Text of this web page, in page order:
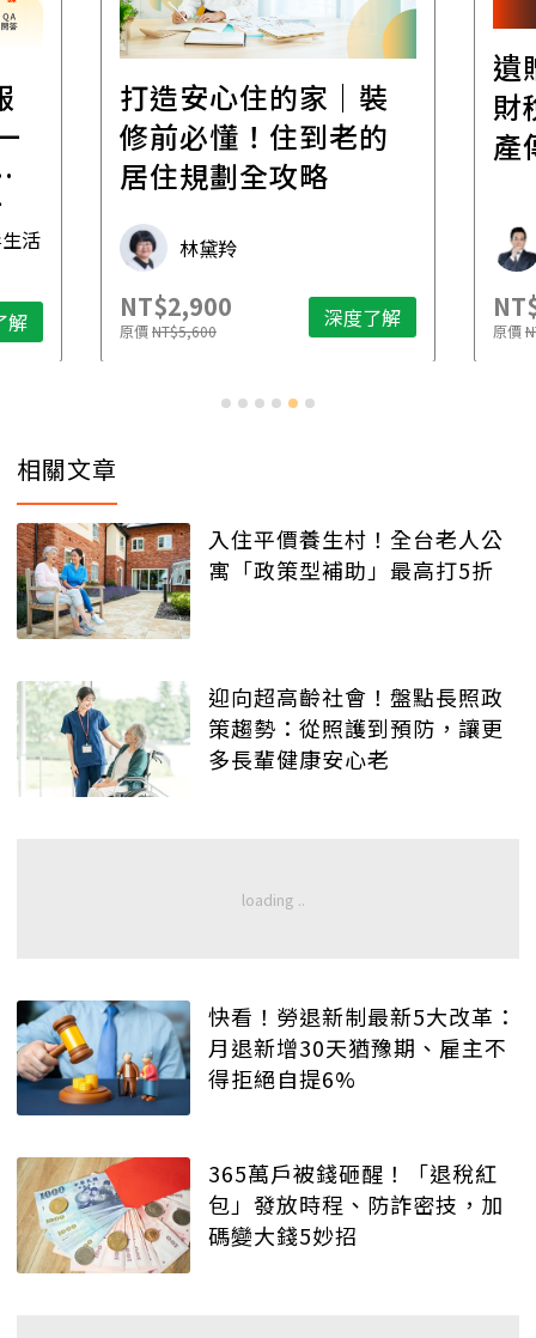
活
解
打造安心住的家｜裝
修前必懂！住到老的
居住規劃全攻略
林黛羚
NT$2,900
原價NT$5,600 深度了解
遺
財
產
原價
相關文章
入住平價養生村！全台老人公
寓「政策型補助」最高打5折
迎向超高齡社會！盤點長照政
策趨勢：從照護到預防，讓更
多長輩健康安心老
快看！勞退新制最新5大改革：
月退新增30天猶豫期、雇主不
得拒絕自提6%
365萬戶被錢砸醒！「退稅紅
包」發放時程、防詐密技，加
碼變大錢5妙招